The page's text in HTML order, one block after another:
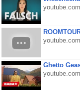
youtube.com
youtube.com
Ghetto
youtube.com